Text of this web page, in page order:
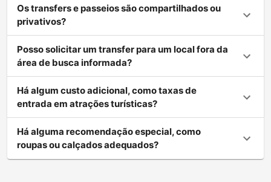
Os transfers e passeios são compartilhados ou
privativos?
Posso solicitar um transfer para um local fora da
área de busca informada?
Há algum custo adicional, como taxas de
entrada em atrações turísticas?
Há alguma recomendação especial, como
roupas ou calçados adequados?